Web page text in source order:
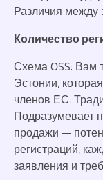
Различия между
Количество
Схема OSS: Вам
Эстонии,
членов ЕС.
Подразумевает
продажи —
регистраций,
заявления и